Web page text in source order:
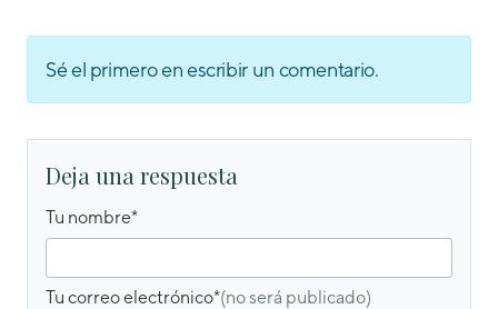
Sé el primero en escribir un comentario.
Deja una respuesta
Tu nombre*
Tu correo electrónico*(no será publicado)